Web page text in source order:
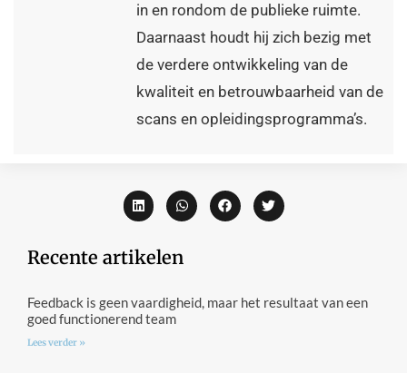
in en rondom de publieke ruimte.
Daarnaast houdt hij zich bezig met
de verdere ontwikkeling van de
kwaliteit en betrouwbaarheid van de
scans en opleidingsprogramma’s.
Recente artikelen
Feedback is geen vaardigheid, maar het resultaat van een
goed functionerend team
Lees verder »